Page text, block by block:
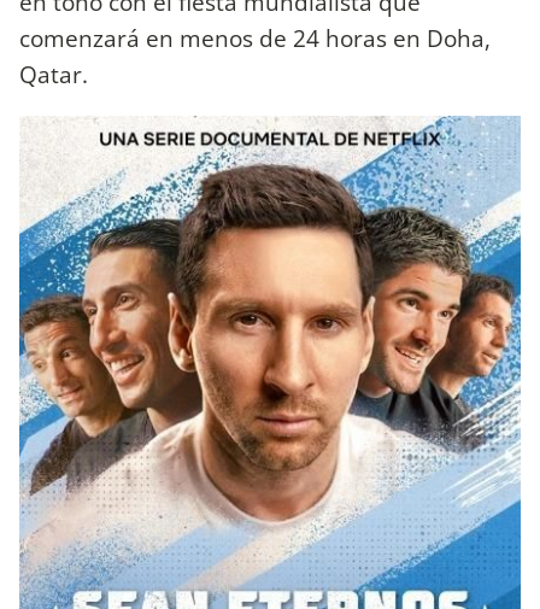
comenzará en menos de 24 horas en Doha,
Qatar.